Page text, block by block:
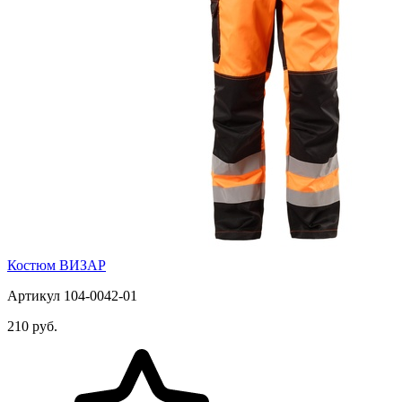
Костюм ВИЗАР
Артикул 104-0042-01
210 руб.